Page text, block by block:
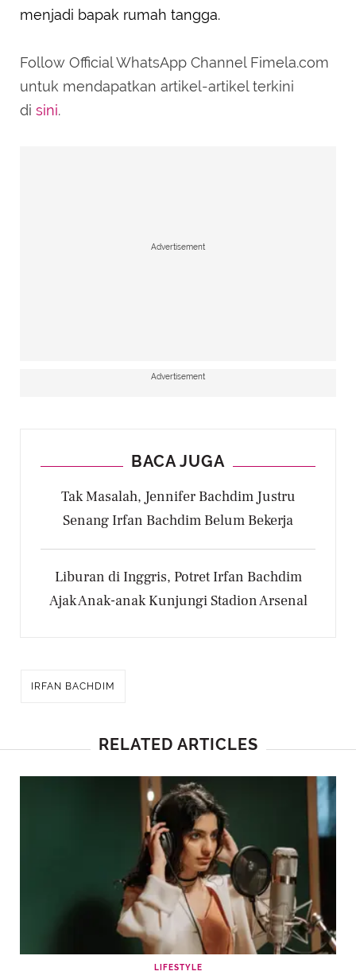
menjadi bapak rumah tangga.
Follow Official WhatsApp Channel Fimela.com
untuk mendapatkan artikel-artikel terkini
di sini.
Advertisement
Advertisement
BACA JUGA
Tak Masalah, Jennifer Bachdim Justru
Senang Irfan Bachdim Belum Bekerja
Liburan di Inggris, Potret Irfan Bachdim
Ajak Anak-anak Kunjungi Stadion Arsenal
IRFAN BACHDIM
RELATED ARTICLES
LIFESTYLE